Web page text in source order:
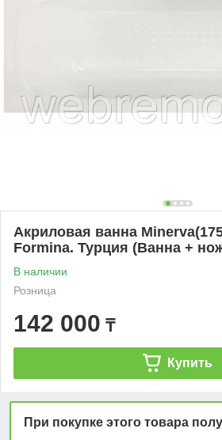
Акриловая ванна
Formina. Турция (Ванна +
В наличии
Розница
142 000 ₸
Купить
При покупке этого товара